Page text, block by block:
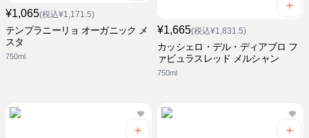
¥1,065(税込¥1,171.5)
テンプラニーリョ オーガニック メ
スタ
750ml
¥1,665(税込¥1,831.5)
カッシェロ・デル・ディアブロ フ
ァビュラスレッド メルシャン
750ml